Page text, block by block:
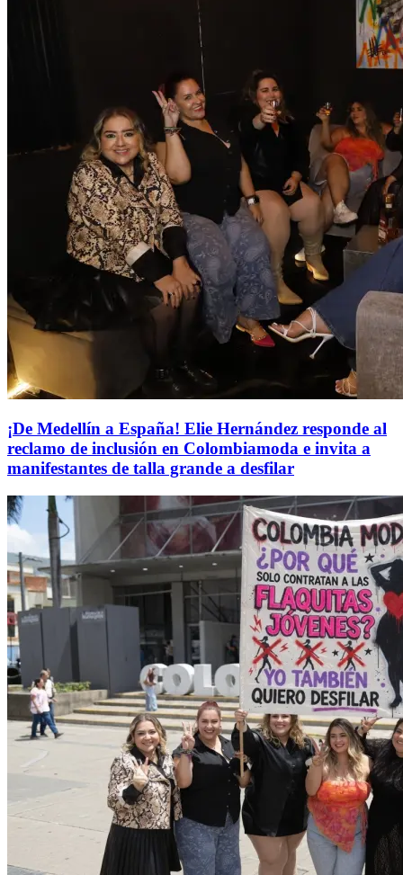
¡De Medellín a España! Elie Hernández responde al
reclamo de inclusión en Colombiamoda e invita a
manifestantes de talla grande a desfilar